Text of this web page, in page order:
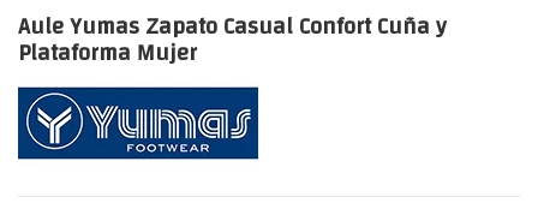
Aule Yumas Zapato Casual Confort Cuña y
Plataforma Mujer